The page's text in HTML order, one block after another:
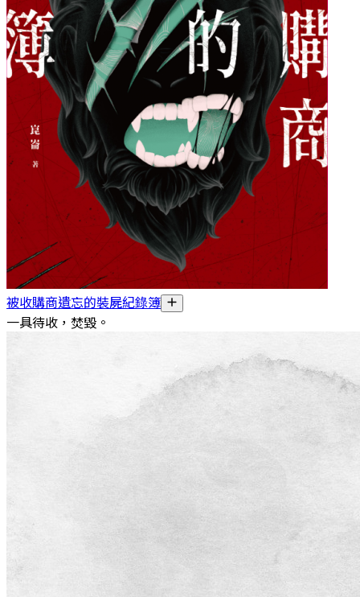
被收購商遺忘的裝屍紀錄簿
一具待收，焚毀。